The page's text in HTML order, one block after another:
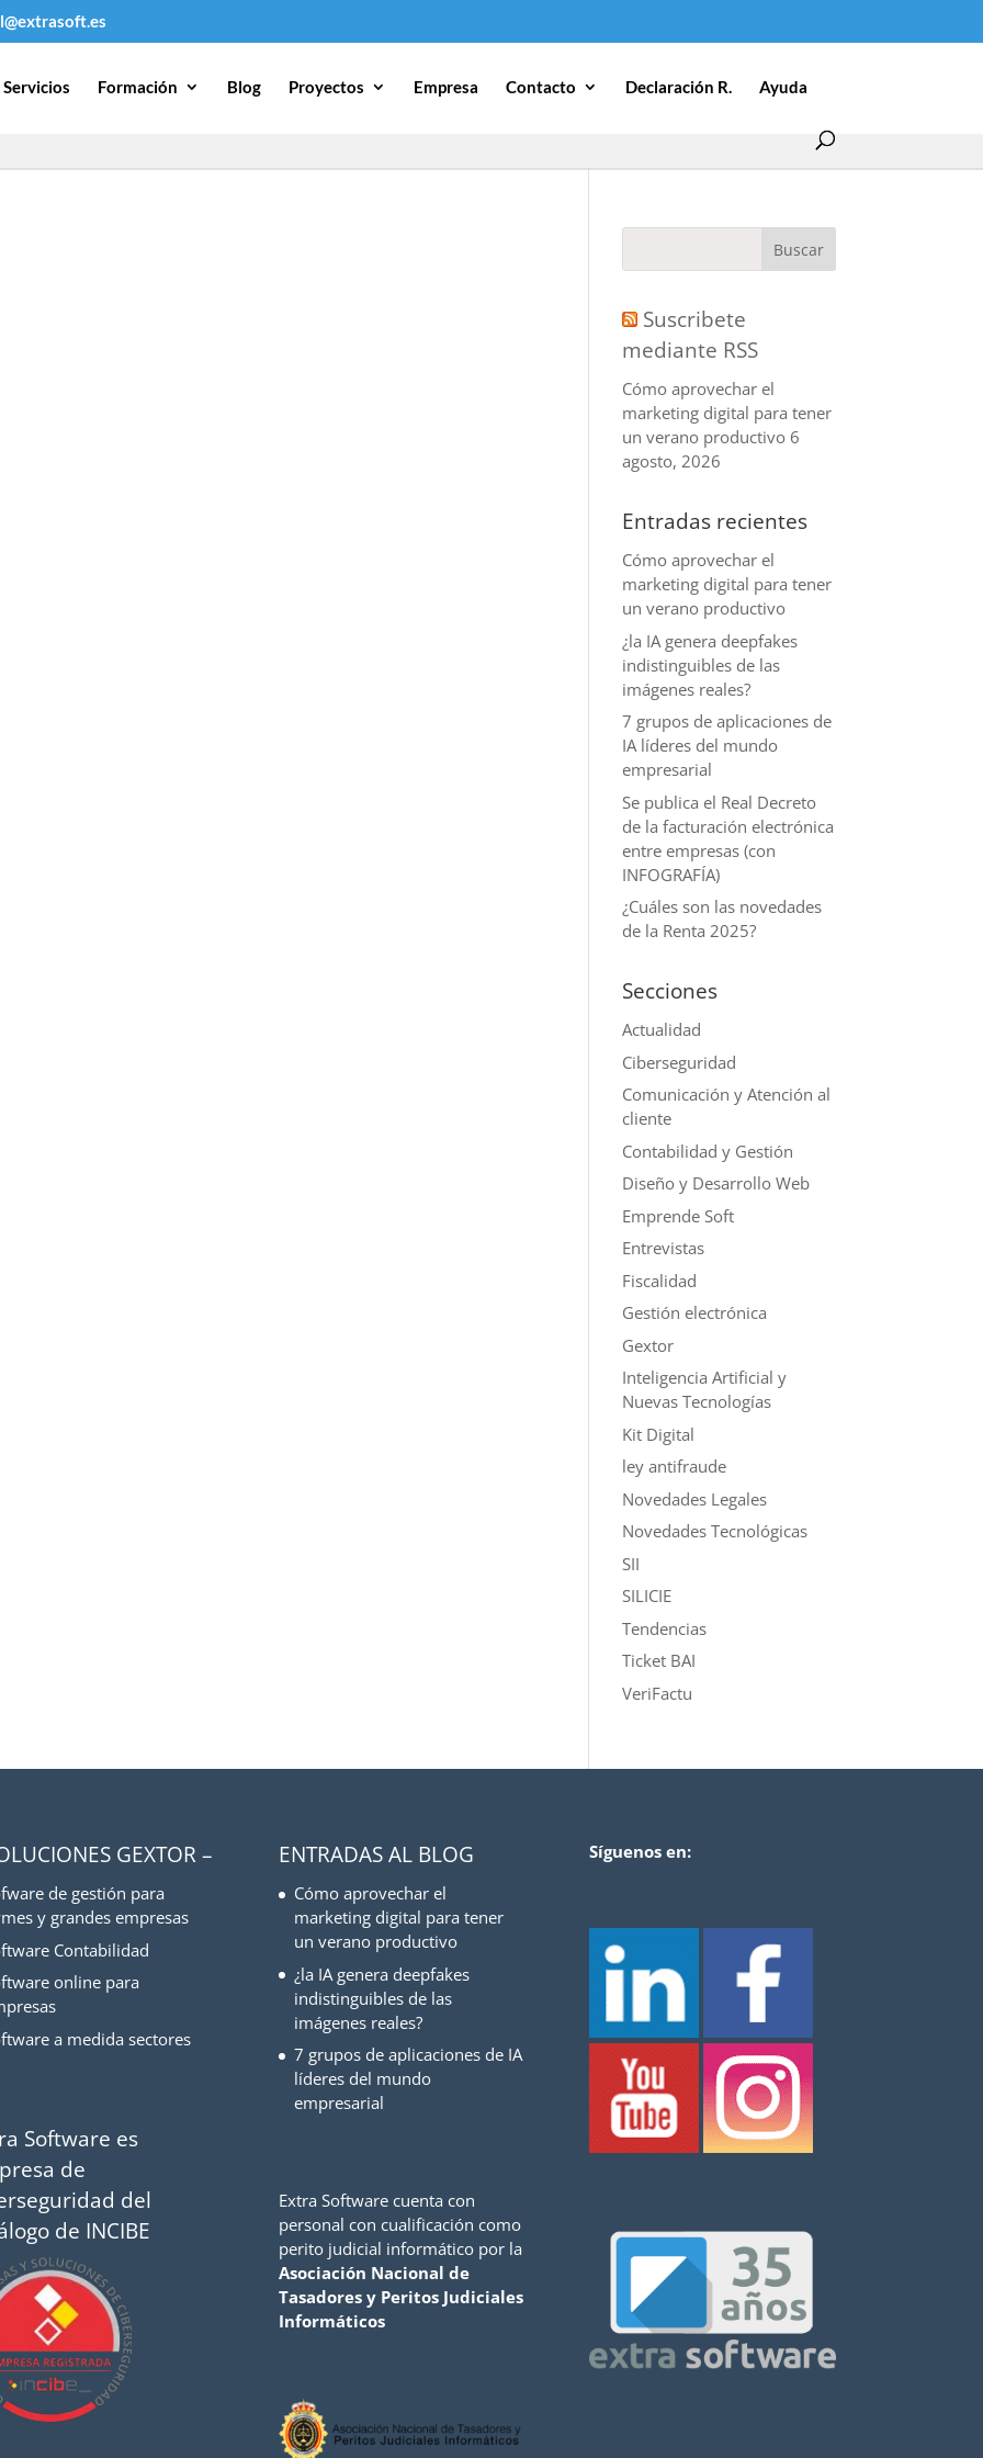
Servicios Formación Blog Proyectos Empresa Contacto Declaración R. Ayuda
Suscribete
mediante RSS
Cómo aprovechar el
marketing digital para tener
un verano productivo 6
agosto, 2026
Entradas recientes
Cómo aprovechar el
marketing digital para tener
un verano productivo
¿la IA genera deepfakes
indistinguibles de las
imágenes reales?
7 grupos de aplicaciones de
IA líderes del mundo
empresarial
Se publica el Real Decreto
de la facturación electrónica
entre empresas (con
INFOGRAFÍA)
¿Cuáles son las novedades
de la Renta 2025?
Secciones
Actualidad
Ciberseguridad
Comunicación y Atención al
cliente
Contabilidad y Gestión
Diseño y Desarrollo Web
Emprende Soft
Entrevistas
Fiscalidad
Gestión electrónica
Gextor
Inteligencia Artificial y
Nuevas Tecnologías
Kit Digital
ley antifraude
Novedades Legales
Novedades Tecnológicas
SII
SILICIE
Tendencias
Ticket BAI
VeriFactu
GEXTOR –
de gestión para
y grandes empresas
Contabilidad
online para
a medida sectores
Software es
de
del
de INCIBE
ENTRADAS AL BLOG
Cómo aprovechar el
marketing digital para tener
un verano productivo
¿la IA genera deepfakes
indistinguibles de las
imágenes reales?
7 grupos de aplicaciones de IA
líderes del mundo
empresarial
Extra Software cuenta con
personal con cualificación como
perito judicial informático por la
Asociación Nacional de
Tasadores y Peritos Judiciales
Informáticos
Síguenos en: